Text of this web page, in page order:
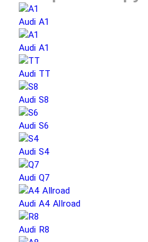
Audi A1
Audi A1
Audi TT
Audi S8
Audi S6
Audi S4
Audi Q7
Audi A4 Allroad
Audi R8